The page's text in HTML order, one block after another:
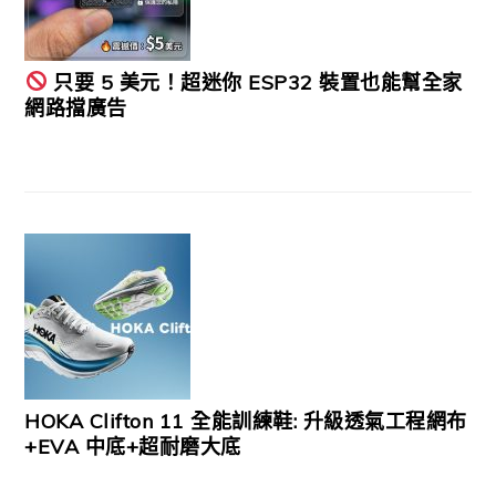
只要 5 美元！超迷你 ESP32 裝置也能幫全家
網路擋廣告
HOKA Clifton 11 全能訓練鞋: 升級透氣工程網布
+EVA 中底+超耐磨大底